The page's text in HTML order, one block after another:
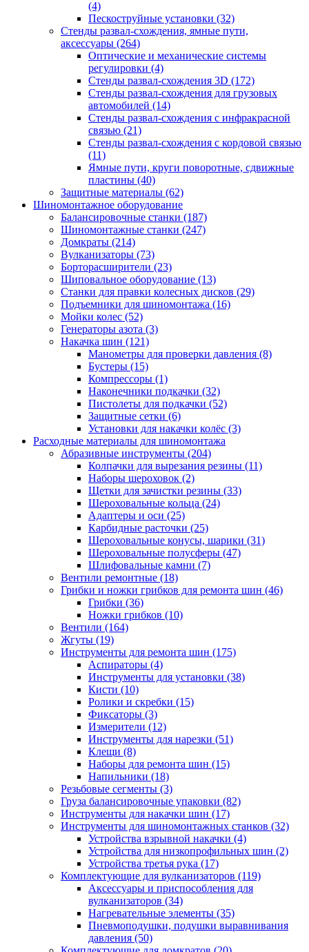
(4)
Пескоструйные установки (32)
Стенды развал-схождения, ямные пути,
аксессуары (264)
Оптические и механические системы
регулировки (4)
Стенды развал-схождения 3D (172)
Стенды развал-схождения для грузовых
автомобилей (14)
Стенды развал-схождения с инфракрасной
связью (21)
Стенды развал-схождения с кордовой связью
(11)
Ямные пути, круги поворотные, сдвижные
пластины (40)
Защитные материалы (62)
Шиномонтажное оборудование
Балансировочные станки (187)
Шиномонтажные станки (247)
Домкраты (214)
Вулканизаторы (73)
Борторасширители (23)
Шиповальное оборудование (13)
Станки для правки колесных дисков (29)
Подъемники для шиномонтажа (16)
Мойки колес (52)
Генераторы азота (3)
Накачка шин (121)
Манометры для проверки давления (8)
Бустеры (15)
Компрессоры (1)
Наконечники подкачки (32)
Пистолеты для подкачки (52)
Защитные сетки (6)
Установки для накачки колёс (3)
Расходные материалы для шиномонтажа
Абразивные инструменты (204)
Колпачки для вырезания резины (11)
Наборы шероховок (2)
Щетки для зачистки резины (33)
Шероховальные кольца (24)
Адаптеры и оси (25)
Карбидные расточки (25)
Шероховальные конусы, шарики (31)
Шероховальные полусферы (47)
Шлифовальные камни (7)
Вентили ремонтные (18)
Грибки и ножки грибков для ремонта шин (46)
Грибки (36)
Ножки грибков (10)
Вентили (164)
Жгуты (19)
Инструменты для ремонта шин (175)
Аспираторы (4)
Инструменты для установки (38)
Кисти (10)
Ролики и скребки (15)
Фиксаторы (3)
Измерители (12)
Инструменты для нарезки (51)
Клещи (8)
Наборы для ремонта шин (15)
Напильники (18)
Резьбовые сегменты (3)
Груза балансировочные упаковки (82)
Инструменты для накачки шин (17)
Инструменты для шиномонтажных станков (32)
Устройства взрывной накачки (4)
Устройства для низкопрофильных шин (2)
Устройства третья рука (17)
Комплектующие для вулканизаторов (119)
Аксессуары и приспособления для
вулканизаторов (34)
Нагревательные элементы (35)
Пневмоподушки, подушки выравнивания
давления (50)